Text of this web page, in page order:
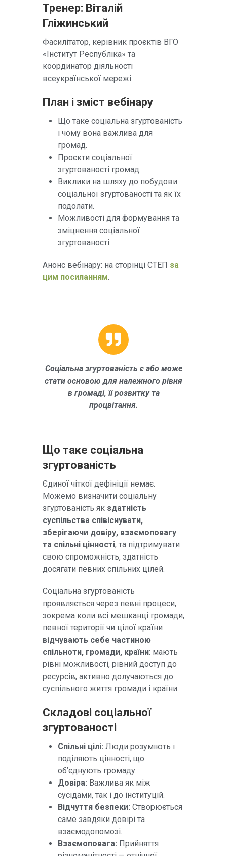
Тренер: Віталій
Гліжинський
Фасилітатор, керівник проєктів ВГО
«Інститут Республіка» та
координатор діяльності
всеукраїнської мережі.
План і зміст вебінару
Що таке соціальна згуртованість
і чому вона важлива для
громад.
Проєкти соціальної
згуртованості громад.
Виклики на шляху до побудови
соціальної згуртованості та як їх
подолати.
Можливості для формування та
зміцнення соціальної
згуртованості.
Анонс вебінару: на сторінці СТЕП за
цим посиланням.
Соціальна згуртованість є або може
стати основою для належного рівня
в громаді, її розвитку та
процвітання.
Що таке соціальна
згуртованість
Єдиної чіткої дефініції немає.
Можемо визначити соціальну
згуртованість як здатність
суспільства співіснувати,
зберігаючи довіру, взаємоповагу
та спільні цінності, та підтримувати
свою спроможність, здатність
досягати певних спільних цілей.
Соціальна згуртованість
проявляється через певні процеси,
зокрема коли всі мешканці громади,
певної території чи цілої країни
відчувають себе частиною
спільноти, громади, країни: мають
рівні можливості, рівний доступ до
ресурсів, активно долучаються до
суспільного життя громади і країни.
Складові соціальної
згуртованості
Спільні цілі: Люди розуміють і
поділяють цінності, що
об’єднують громаду.
Довіра: Важлива як між
сусідами, так і до інституцій.
Відчуття безпеки: Створюється
саме завдяки довірі та
взаємодопомозі.
Взаємоповага: Прийняття